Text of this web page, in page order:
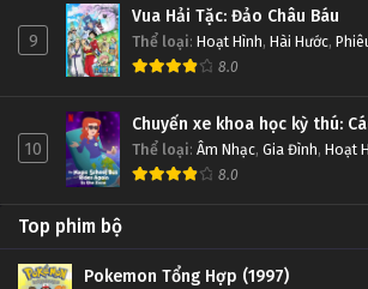
9
Vua Hải Tặc: Đảo Châu Báu
Thể loại: Hoạt Hình, Hài Hước,
8.0
10
Chuyến xe khoa học kỳ thú:
Thể loại: Âm Nhạc, Gia Đình, Hoạt
8.0
Top phim bộ
Pokemon Tổng Hợp (1997)